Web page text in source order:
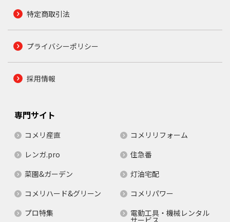
特定商取引法
プライバシーポリシー
採用情報
専門サイト
コメリ産直
コメリリフォーム
レンガ.pro
住急番
菜園&ガーデン
灯油宅配
コメリハード&グリーン
コメリパワー
プロ特集
電動工具・機械レンタル
サービス